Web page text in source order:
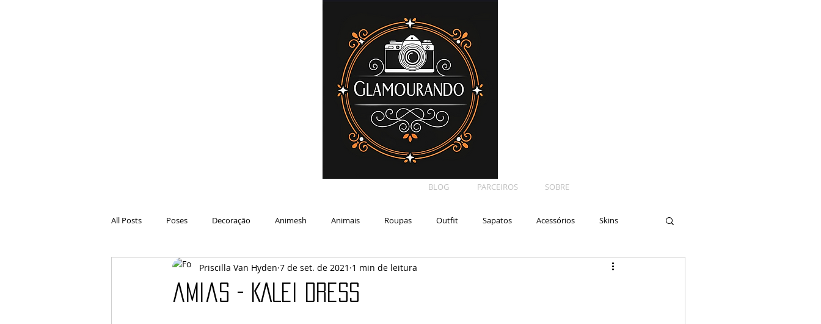
BLOG PARCEIROS SOBRE
All Posts Poses Decoração Animesh Animais Roupas Outfit Sapatos Acessórios Skins
Animações Danças Car Shape Makeup
amias - KALEI dress
Priscilla Van Hyden 7 de set. de 2021 1 min de leitura